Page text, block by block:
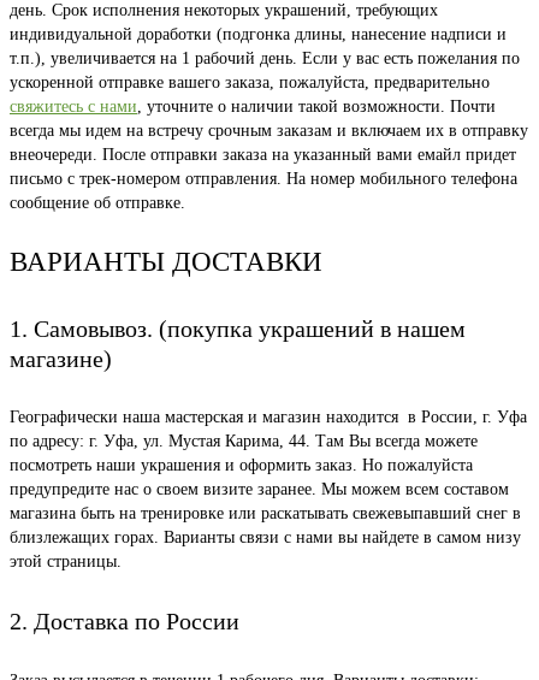
день. Срок исполнения некоторых украшений, требующих
индивидуальной доработки (подгонка длины, нанесение надписи и
т.п.), увеличивается на 1 рабочий день. Если у вас есть пожелания по
ускоренной отправке вашего заказа, пожалуйста, предварительно
свяжитесь с нами, уточните о наличии такой возможности. Почти
всегда мы идем на встречу срочным заказам и включаем их в отправку
внеочереди. После отправки заказа на указанный вами емайл придет
письмо с трек-номером отправления. На номер мобильного телефона
сообщение об отправке.
ВАРИАНТЫ ДОСТАВКИ
1. Самовывоз. (покупка украшений в нашем
магазине)
Географически наша мастерская и магазин находится в России, г. Уфа
по адресу: г. Уфа, ул. Мустая Карима, 44. Там Вы всегда можете
посмотреть наши украшения и оформить заказ. Но пожалуйста
предупредите нас о своем визите заранее. Мы можем всем составом
магазина быть на тренировке или раскатывать свежевыпавший снег в
близлежащих горах. Варианты связи с нами вы найдете в самом низу
этой страницы.
2. Доставка по России